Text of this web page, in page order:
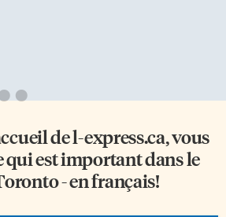
del-express.ca, vous
qui est important dans le
- en français!